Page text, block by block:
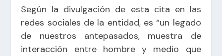
Según la divulgación de esta cita en las
redes sociales de la entidad, es “un legado
de nuestros antepasados, muestra de
interacción entre hombre y medio que